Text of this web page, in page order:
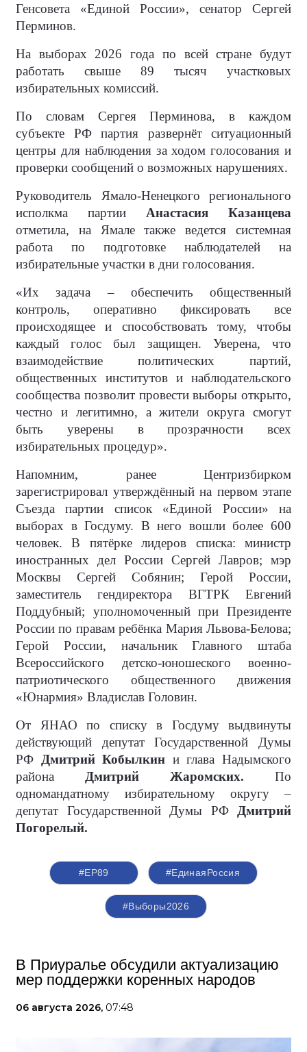
Генсовета «Единой России», сенатор Сергей
Перминов.
На выборах 2026 года по всей стране будут
работать свыше 89 тысяч участковых
избирательных комиссий.
По словам Сергея Перминова, в каждом
субъекте РФ партия развернёт ситуационный
центры для наблюдения за ходом голосования и
проверки сообщений о возможных нарушениях.
Руководитель Ямало-Ненецкого регионального
исполкма партии Анастасия Казанцева
отметила, на Ямале также ведется системная
работа по подготовке наблюдателей на
избирательные участки в дни голосования.
«Их задача – обеспечить общественный
контроль, оперативно фиксировать все
происходящее и способствовать тому, чтобы
каждый голос был защищен. Уверена, что
взаимодействие политических партий,
общественных институтов и наблюдательского
сообщества позволит провести выборы открыто,
честно и легитимно, а жители округа смогут
быть уверены в прозрачности всех
избирательных процедур».
Напомним, ранее Центризбирком
зарегистрировал утверждённый на первом этапе
Съезда партии список «Единой России» на
выборах в Госдуму. В него вошли более 600
человек. В пятёрке лидеров списка: министр
иностранных дел России Сергей Лавров; мэр
Москвы Сергей Собянин; Герой России,
заместитель гендиректора ВГТРК Евгений
Поддубный; уполномоченный при Президенте
России по правам ребёнка Мария Львова-Белова;
Герой России, начальник Главного штаба
Всероссийского детско-юношеского военно-
патриотического общественного движения
«Юнармия» Владислав Головин.
От ЯНАО по списку в Госдуму выдвинуты
действующий депутат Государственной Думы
РФ
Дмитрий Кобылкин и глава Надымского
района Дмитрий Жаромских. По
одномандатному избирательному округу –
депутат Государственной Думы РФ Дмитрий
Погорелый.
#ЕР89 #ЕдинаяРоссия
#Выборы2026
В Приуралье обсудили актуализацию
мер поддержки коренных народов
06 августа 2026, 07:48